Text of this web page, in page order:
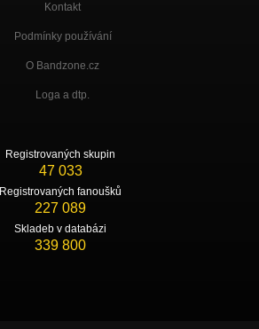
Kontakt
Podmínky používání
O Bandzone.cz
Loga a dtp.
Registrovaných skupin
47 033
Registrovaných fanoušků
227 089
Skladeb v databázi
339 800